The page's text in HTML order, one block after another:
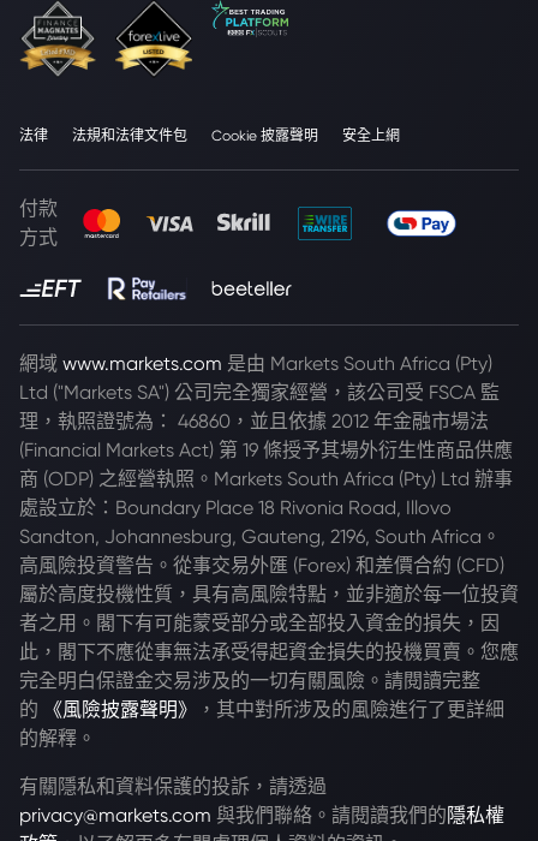
法律 法規和法律文件包 Cookie 披露聲明 安全上網
付款
方式
網域 www.markets.com 是由 Markets South Africa (Pty)
Ltd ("Markets SA") 公司完全獨家經營，該公司受 FSCA 監
理，執照證號為： 46860，並且依據 2012 年金融市場法
(Financial Markets Act) 第 19 條授予其場外衍生性商品供應
商 (ODP) 之經營執照。Markets South Africa (Pty) Ltd 辦事
處設立於：Boundary Place 18 Rivonia Road, Illovo
Sandton, Johannesburg, Gauteng, 2196, South Africa。
高風險投資警告。從事交易外匯 (Forex) 和差價合約 (CFD)
屬於高度投機性質，具有高風險特點，並非適於每一位投資
者之用。閣下有可能蒙受部分或全部投入資金的損失，因
此，閣下不應從事無法承受得起資金損失的投機買賣。您應
完全明白保證金交易涉及的一切有關風險。請閱讀完整
的
《風險披露聲明》
，其中對所涉及的風險進行了更詳細
的解釋。
有關隱私和資料保護的投訴，請透過
privacy@markets.com 與我們聯絡。請閱讀我們的 隱私權